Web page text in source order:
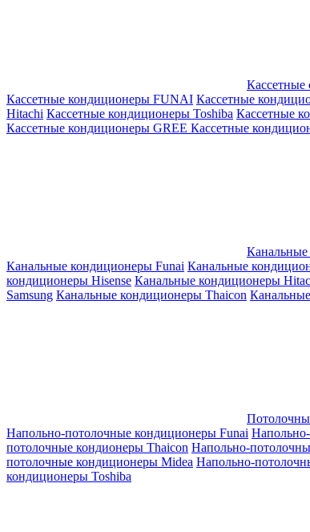
Кассетные
Кассетные кондиционеры FUNAI Кассетные
Hitachi Кассетные кондиционеры Toshiba Кассетные
Кассетные кондиционеры GREE Кассетные
Канальные
Канальные кондиционеры Funai Канальные
кондиционеры Hisense Канальные кондиционеры
Samsung Канальные кондиционеры Thaicon
Напольно-потолочные кондиционеры Funai
потолочные кондионеры Thaicon Напольно-
потолочные кондиционеры Midea Напольно-
кондиционеры Toshiba